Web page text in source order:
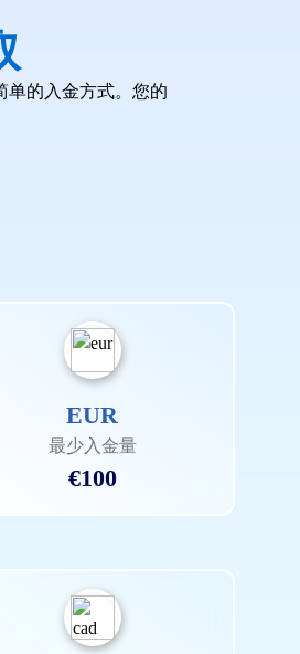
单的入金方式。您的
EUR
最少入金量
€100